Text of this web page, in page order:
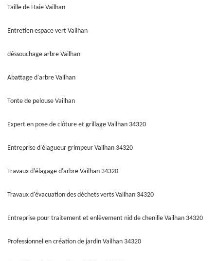
Taille de Haie Vailhan
Entretien espace vert Vailhan
déssouchage arbre Vailhan
Abattage d'arbre Vailhan
Tonte de pelouse Vailhan
Expert en pose de clôture et grillage Vailhan 34320
Entreprise d'élagueur grimpeur Vailhan 34320
Travaux d'élagage d'arbre Vailhan 34320
Travaux d'évacuation des déchets verts Vailhan 34320
Entreprise pour traitement et enlèvement nid de chenille Vailhan 34320
Professionnel en création de jardin Vailhan 34320